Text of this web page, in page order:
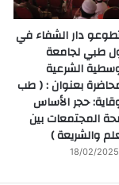
دار الشفاء في
طبي لجامعة
الشرعية
بعنوان : ( طب
حجر الأساس
المجتمعات بين
والشريعة )
18/02/2025